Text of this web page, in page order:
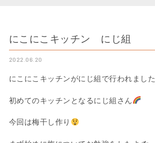
にこにこキッチン にじ組
2022.06.20
にこにこキッチンがにじ組で行われました
初めてのキッチンとなるにじ組さん
今回は梅干し作り